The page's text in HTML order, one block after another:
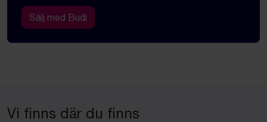
Sälj med Budi
Vi finns där du finns